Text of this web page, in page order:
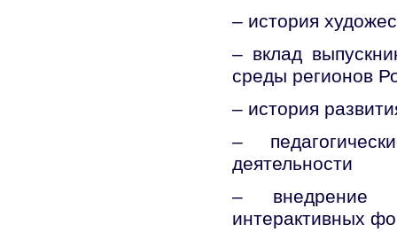
– история
– вклад
среды регионов
– история
–
деятельности
– внедрение в
интерактивных